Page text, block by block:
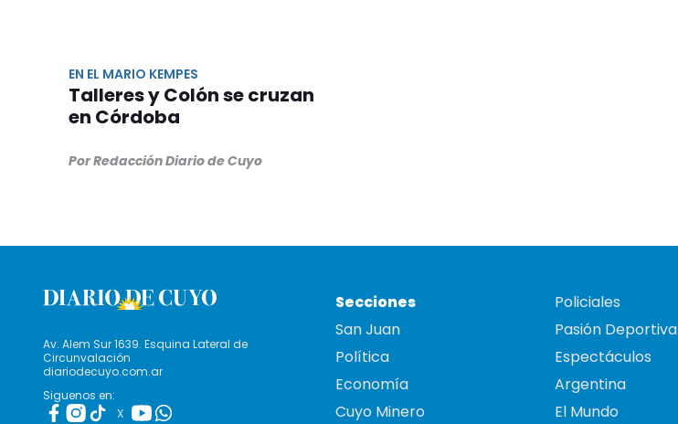
EN EL MARIO KEMPES
Talleres y Colón se cruzan
en Córdoba
Por Redacción Diario de Cuyo
Av. Alem Sur 1639. Esquina Lateral de
Circunvalación
diariodecuyo.com.ar
Siguenos en:
X
Secciones
San Juan
Política
Economía
Cuyo Minero
Policiales
Pasión Deportiva
Espectáculos
Argentina
El Mundo